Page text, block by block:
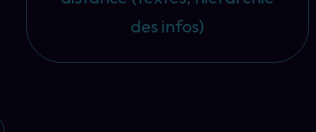
des infos)